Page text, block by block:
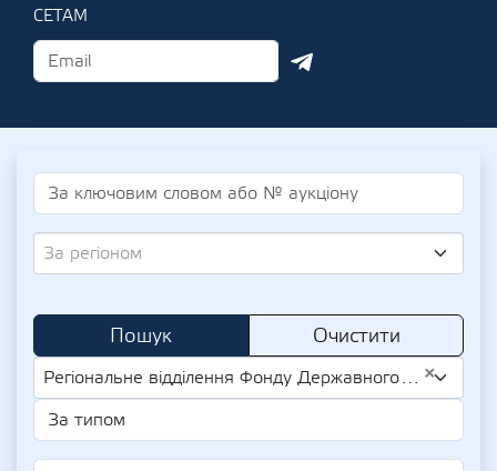
СЕТАМ
За регіоном
Пошук Очистити
×
Регіональне відділення Фонду Державного Майна України по Одеській та Миколаївській областях (UA-EDR 43015722)